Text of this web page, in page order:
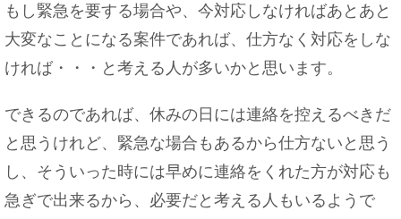
もし緊急を要する場合や、今対応しなければあとあと
大変なことになる案件であれば、仕方なく対応をしな
ければ・・・と考える人が多いかと思います。
できるのであれば、休みの日には連絡を控えるべきだ
と思うけれど、緊急な場合もあるから仕方ないと思う
し、そういった時には早めに連絡をくれた方が対応も
急ぎで出来るから、必要だと考える人もいるようで